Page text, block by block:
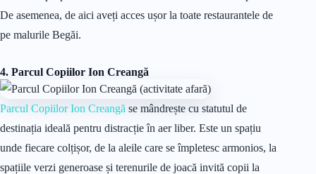
De asemenea, de aici aveți acces ușor la toate restaurantele de
pe malurile Begăi.
4. Parcul Copiilor Ion Creangă
Parcul Copiilor Ion Creangă se mândrește cu statutul de
destinația ideală pentru distracție în aer liber. Este un spațiu
unde fiecare colțișor, de la aleile care se împletesc armonios, la
spațiile verzi generoase și terenurile de joacă invită copii la